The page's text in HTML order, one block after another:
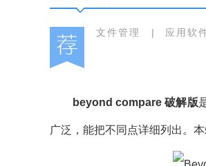
文件管理 | 应用软
beyond compare 破解版
广泛，能把不同点详细列出。